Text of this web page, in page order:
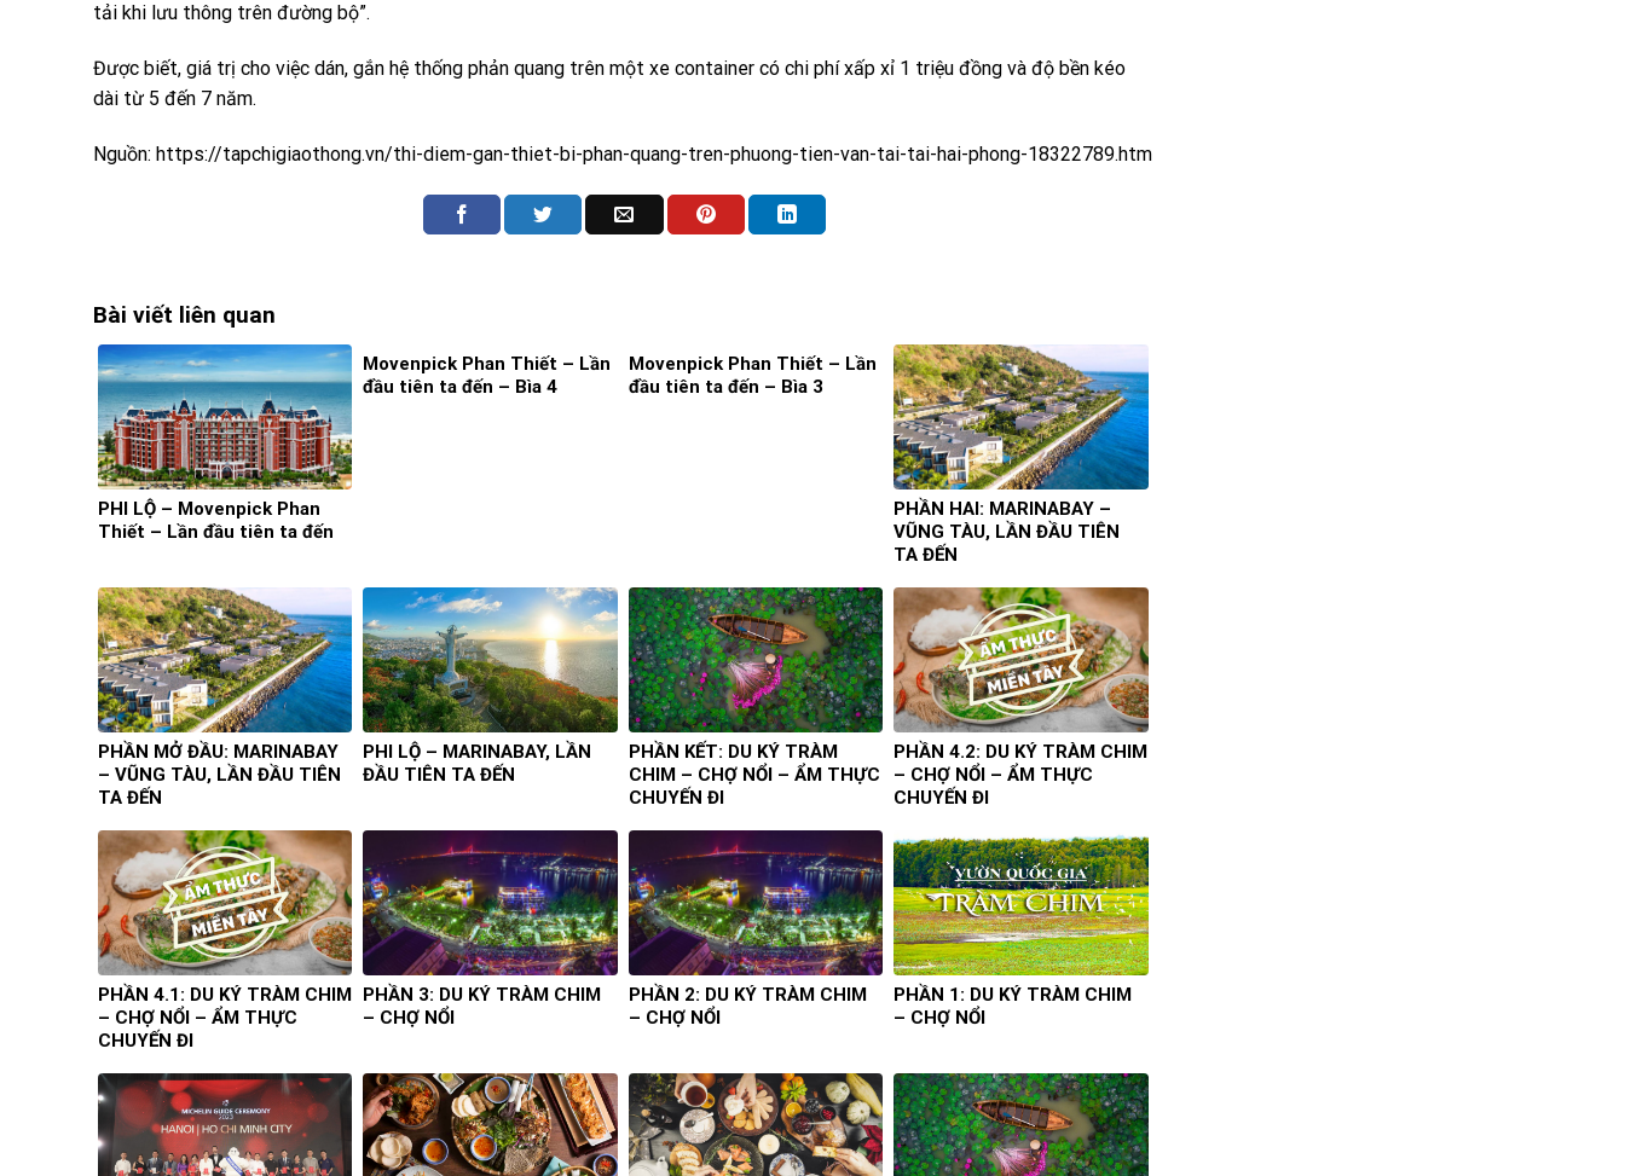
tải khi lưu thông trên đường bộ”.
Được biết, giá trị cho việc dán, gắn hệ thống phản quang trên một xe container có chi phí xấp xỉ 1 triệu đồng và độ bền kéo
dài từ 5 đến 7 năm.
Nguồn: https://tapchigiaothong.vn/thi-diem-gan-thiet-bi-phan-quang-tren-phuong-tien-van-tai-tai-hai-phong-18322789.htm
Bài viết liên quan
PHI LỘ – Movenpick Phan
Thiết – Lần đầu tiên ta đến
Movenpick Phan Thiết – Lần
đầu tiên ta đến – Bìa 4
Movenpick Phan Thiết – Lần
đầu tiên ta đến – Bìa 3
PHẦN HAI: MARINABAY –
VŨNG TÀU, LẦN ĐẦU TIÊN
TA ĐẾN
PHẦN MỞ ĐẦU: MARINABAY
– VŨNG TÀU, LẦN ĐẦU TIÊN
TA ĐẾN
PHI LỘ – MARINABAY, LẦN
ĐẦU TIÊN TA ĐẾN
PHẦN KẾT: DU KÝ TRÀM
CHIM – CHỢ NỔI – ẨM THỰC
CHUYẾN ĐI
PHẦN 4.2: DU KÝ TRÀM CHIM
– CHỢ NỔI – ẨM THỰC
CHUYẾN ĐI
PHẦN 4.1: DU KÝ TRÀM CHIM
– CHỢ NỔI – ẨM THỰC
CHUYẾN ĐI
PHẦN 3: DU KÝ TRÀM CHIM
– CHỢ NỔI
PHẦN 2: DU KÝ TRÀM CHIM
– CHỢ NỔI
PHẦN 1: DU KÝ TRÀM CHIM
– CHỢ NỔI